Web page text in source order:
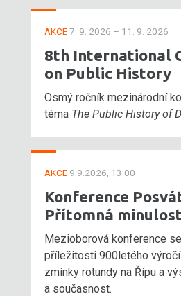
AKCE7. 9. 2026 – 11. 9. 2026
8th International
on Public History
Osmý ročník mezinárodní
téma The Public History of
AKCE 9.9.2026, 13:00
Konference
Přítomná minulost
Mezioborová konference
příležitosti 900letého
zmínky rotundy na Řípu a
a současnost.